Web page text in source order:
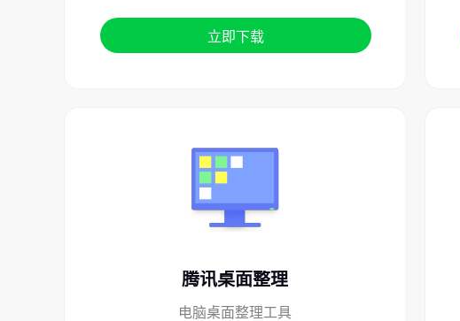
立即下载
腾讯桌面整理
电脑桌面整理工具